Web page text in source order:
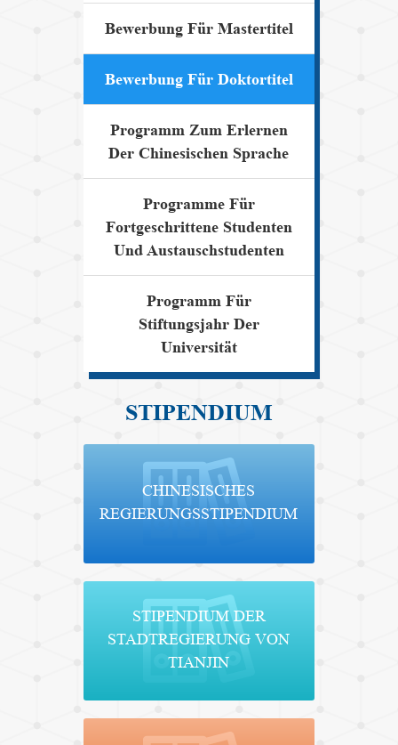
Bewerbung Für Mastertitel
Bewerbung Für Doktortitel
Programm Zum Erlernen
Der Chinesischen Sprache
Programme Für
Fortgeschrittene Studenten
Und Austauschstudenten
Programm Für
Stiftungsjahr Der
Universität
STIPENDIUM
CHINESISCHES
REGIERUNGSSTIPENDIUM
STIPENDIUM DER
STADTREGIERUNG VON
TIANJIN